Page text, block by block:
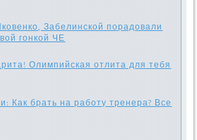
Забелинской порадовали
гонкой ЧЕ
Олимпийская отлита для тебя
Как брать на работу тренера? Все